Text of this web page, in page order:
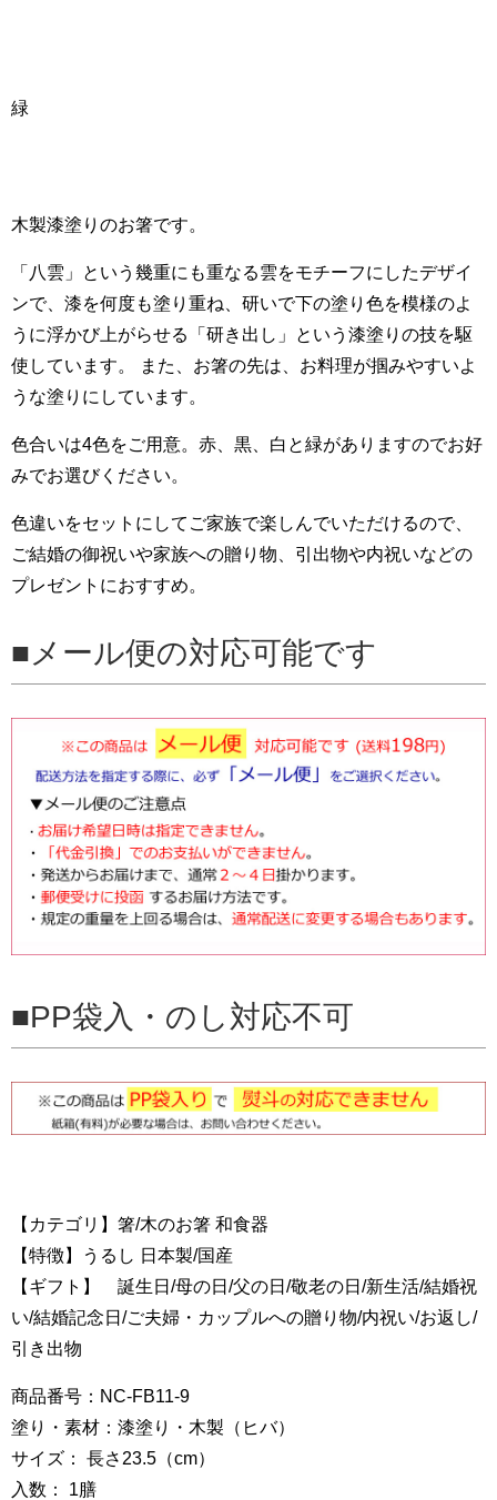
緑
木製漆塗りのお箸です。
「八雲」という幾重にも重なる雲をモチーフにしたデザイ
ンで、漆を何度も塗り重ね、研いで下の塗り色を模様のよ
うに浮かび上がらせる「研き出し」という漆塗りの技を駆
使しています。 また、お箸の先は、お料理が掴みやすいよ
うな塗りにしています。
色合いは4色をご用意。赤、黒、白と緑がありますのでお好
みでお選びください。
色違いをセットにしてご家族で楽しんでいただけるので、
ご結婚の御祝いや家族への贈り物、引出物や内祝いなどの
プレゼントにおすすめ。
メール便の対応可能です
PP袋入・のし対応不可
【カテゴリ】箸/木のお箸 和食器
【特徴】うるし 日本製/国産
【ギフト】 誕生日/母の日/父の日/敬老の日/新生活/結婚祝
い/結婚記念日/ご夫婦・カップルへの贈り物/内祝い/お返し/
引き出物
商品番号：NC-FB11-9
塗り・素材：漆塗り・木製（ヒバ）
サイズ： 長さ23.5（cm）
入数： 1膳